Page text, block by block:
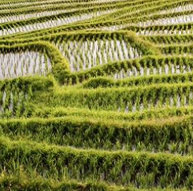
de gamme
et Nature